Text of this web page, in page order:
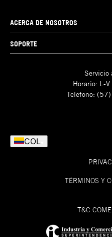
ACERCA DE NOSOTROS
SOPORTE
Servicio
Horario: L-
Teléfono:
COL
TÉRMINOS Y
T&C